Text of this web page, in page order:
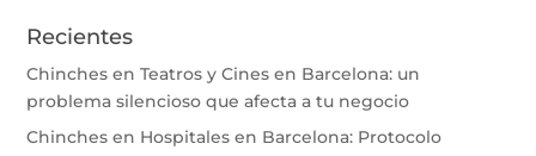
Recientes
Chinches en Teatros y Cines en Barcelona: un
problema silencioso que afecta a tu negocio
Chinches en Hospitales en Barcelona: Protocolo